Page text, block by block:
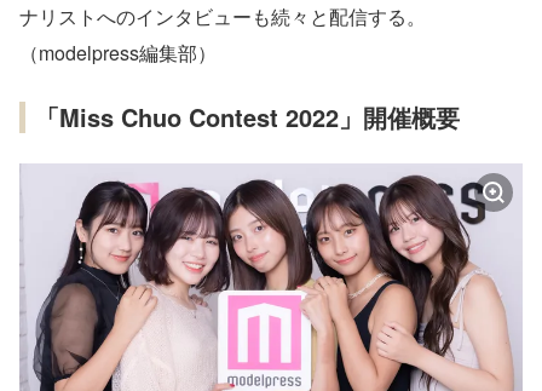
ナリストへのインタビューも続々と配信する。
（modelpress編集部）
「Miss Chuo Contest 2022」開催概要